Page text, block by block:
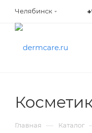
Челябинск
Главная — Каталог